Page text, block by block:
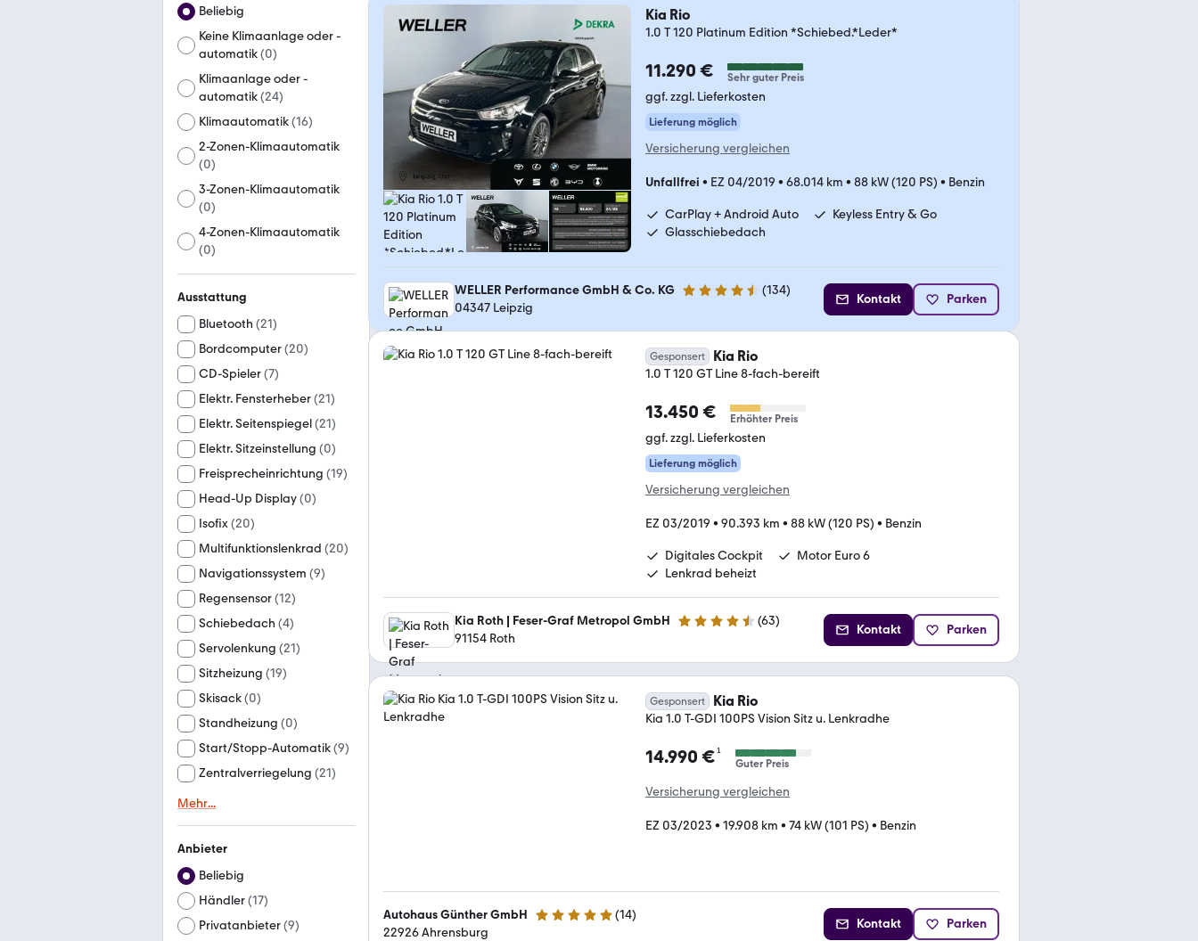
Beliebig
Keine Klimaanlage oder -
automatik(0)
Klimaanlage oder -
automatik(24)
Klimaautomatik(16)
2-Zonen-Klimaautomatik
(0)
3-Zonen-Klimaautomatik
(0)
4-Zonen-Klimaautomatik
(0)
Ausstattung
Bluetooth (21)
Bordcomputer(20)
CD-Spieler(7)
Elektr. Fensterheber(21)
Elektr. Seitenspiegel(21)
Elektr. Sitzeinstellung (0)
Freisprecheinrichtung (19)
Head-Up Display(0)
Isofix(20)
Multifunktionslenkrad (20)
Navigationssystem (9)
Regensensor(12)
Schiebedach (4)
Servolenkung (21)
Sitzheizung (19)
Skisack(0)
Standheizung (0)
Start/Stopp-Automatik(9)
Zentralverriegelung (21)
Mehr...
Anbieter
Beliebig
Händler(17)
Privatanbieter(9)
Kia Rio
1.0 T 120 Platinum Edition *Schiebed.*Leder*
11.290 € Sehr guter Preis
ggf. zzgl. Lieferkosten
Lieferung möglich
Versicherung vergleichen
Unfallfrei • EZ 04/2019 • 68.014 km • 88 kW (120 PS) • Benzin
CarPlay + Android Auto
Keyless Entry & Go
Glasschiebedach
WELLER Performance GmbH & Co. KG 4.7 Sterne (134)
04347 Leipzig
Kontakt Parken
Gesponsert Kia Rio
1.0 T 120 GT Line 8-fach-bereift
13.450 € Erhöhter Preis
ggf. zzgl. Lieferkosten
Lieferung möglich
Versicherung vergleichen
EZ 03/2019 • 90.393 km • 88 kW (120 PS) • Benzin
Digitales Cockpit
Motor Euro 6
Lenkrad beheizt
Kia Roth | Feser-Graf Metropol GmbH 4.6 Sterne (63)
91154 Roth
Kontakt Parken
Gesponsert Kia Rio
Kia 1.0 T-GDI 100PS Vision Sitz u. Lenkradhe
14.990 €¹
Guter Preis
Versicherung vergleichen
EZ 03/2023 • 19.908 km • 74 kW (101 PS) • Benzin
Autohaus Günther GmbH 5 Sterne (14)
22926 Ahrensburg
Kontakt Parken